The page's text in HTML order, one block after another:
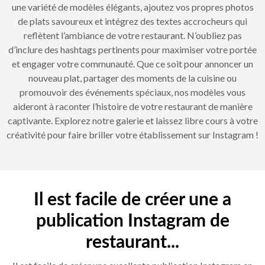
une variété de modèles élégants, ajoutez vos propres photos
de plats savoureux et intégrez des textes accrocheurs qui
reflètent l’ambiance de votre restaurant. N’oubliez pas
d’inclure des hashtags pertinents pour maximiser votre portée
et engager votre communauté. Que ce soit pour annoncer un
nouveau plat, partager des moments de la cuisine ou
promouvoir des événements spéciaux, nos modèles vous
aideront à raconter l’histoire de votre restaurant de manière
captivante. Explorez notre galerie et laissez libre cours à votre
créativité pour faire briller votre établissement sur Instagram !
Il est facile de créer une a
publication Instagram de
restaurant...